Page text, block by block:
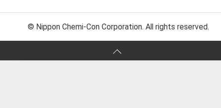
© Nippon Chemi-Con Corporation. All rights reserved.